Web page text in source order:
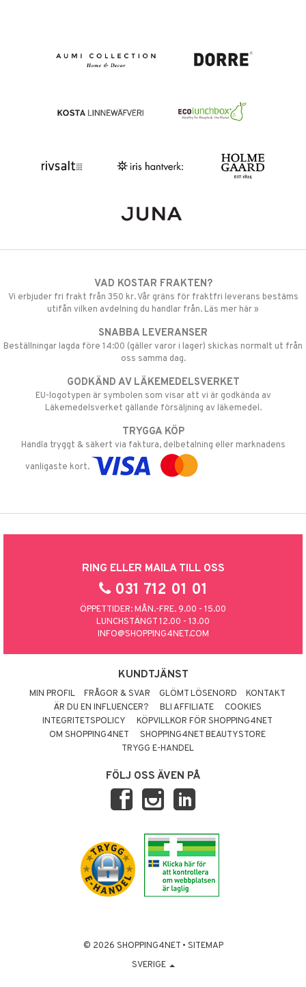
VAD KOSTAR FRAKTEN?
Vi erbjuder fri frakt från 350 kr. Vår gräns för fraktfri leverans bestäms
utifån vilken avdelning du handlar från. Läs mer här »
SNABBA LEVERANSER
Beställningar lagda före 14:00 (gäller varor i lager) skickas normalt ut från
oss samma dag.
GODKÄND AV LÄKEMEDELSVERKET
EU-logotypen är symbolen som visar att vi är godkända av
Läkemedelsverket gällande försäljning av läkemedel.
TRYGGA KÖP
Handla tryggt & säkert via faktura, delbetalning eller marknadens
vanligaste kort.
RING ELLER MAILA TILL OSS
031 712 01 01
ÖPPETTIDER: MÅN.-FRE. 9.00 - 15.00
LUNCHSTÄNGT 12.00 - 13.00
INFO@SHOPPING4NET.COM
KUNDTJÄNST
MIN PROFIL FRÅGOR & SVAR GLÖMT LÖSENORD
KONTAKT
ÄR DU EN INFLUENCER?
BLI AFFILIATE
COOKIES
INTEGRITETSPOLICY
KÖPVILLKOR FÖR SHOPPING4NET
OM SHOPPING4NET
SHOPPING4NET BEAUTYSTORE
TRYGG E-HANDEL
FÖLJ OSS ÄVEN PÅ
© 2026 SHOPPING4NET • SITEMAP
SVERIGE